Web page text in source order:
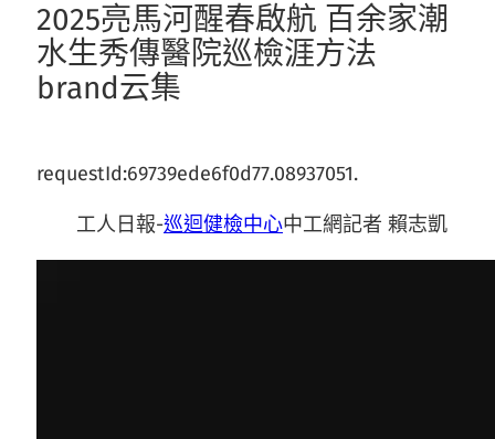
2025亮馬河醒春啟航 百余家潮
水生秀傳醫院巡檢涯方法
brand云集
requestId:69739ede6f0d77.08937051.
工人日報-巡迴健檢中心中工網記者 賴志凱